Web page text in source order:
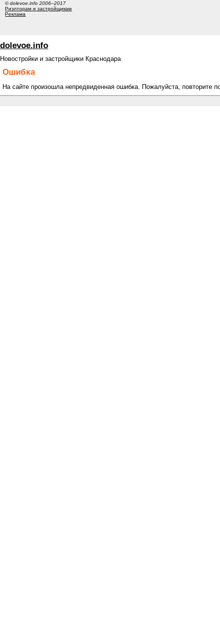
© dolevoe.info 2006–2017
Риэлторам и застройщикам
Реклама
dolevoe.info
Новостройки и застройщики Краснодара
Ошибка
На сайте произошла непредвиденная ошибка. Пожалуйста, повторите